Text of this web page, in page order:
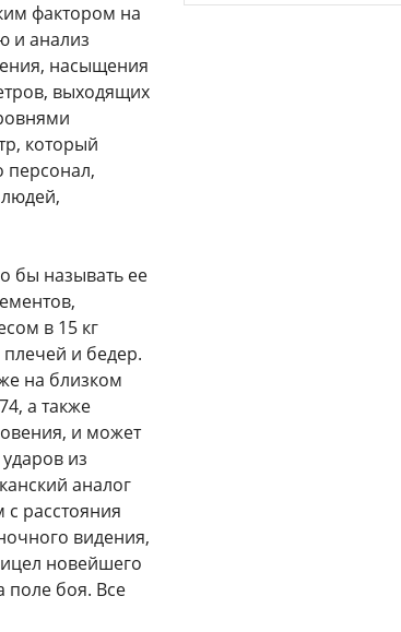
фактором на
и анализ
насыщения
выходящих
который
персонал,
бы называть ее
в 15 кг
и бедер.
на близком
а также
и может
из
аналог
расстояния
видения,
новейшего
поле боя. Все